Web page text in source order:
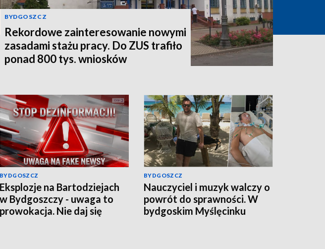
BYDGOSZCZ
Rekordowe zainteresowanie nowymi
zasadami stażu pracy. Do ZUS trafiło
ponad 800 tys. wniosków
BYDGOSZCZ
Eksplozje na Bartodziejach
w Bydgoszczy - uwaga to
prowokacja. Nie daj się
BYDGOSZCZ
Nauczyciel i muzyk walczy o
powrót do sprawności. W
bydgoskim Myślęcinku